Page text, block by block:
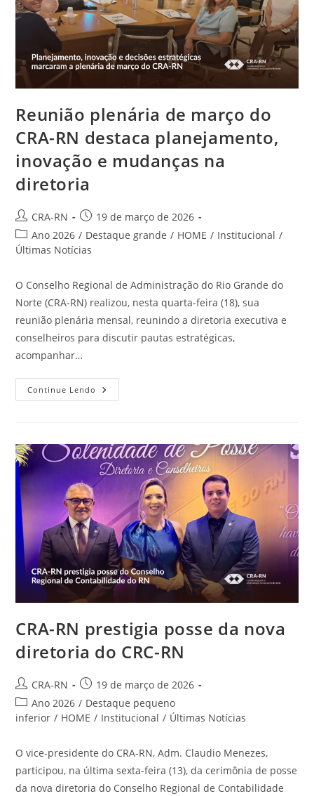
Reunião plenária de março do
CRA-RN destaca planejamento,
inovação e mudanças na
diretoria
Autor
do
post:
CRA-RN
Post
publicado:
19 de março de 2026
Categoria
do
Ano 2026 / Destaque grande / HOME / Institucional /
Últimas Notícias
O Conselho Regional de Administração do Rio Grande do
Norte (CRA-RN) realizou, nesta quarta-feira (18), sua
reunião plenária mensal, reunindo a diretoria executiva e
conselheiros para discutir pautas estratégicas,
acompanhar…
Continue Lendo Reunião
Plenária
RN
Destaca
Planejamento,
Inovação
E
Mudanças
Na
Diretoria
CRA-RN prestigia posse da nova
diretoria do CRC-RN
Autor
do
post:
CRA-RN
Post
publicado:
19 de março de 2026
Categoria
do
Ano 2026 / Destaque pequeno
inferior / HOME / Institucional / Últimas Notícias
O vice-presidente do CRA-RN, Adm. Claudio Menezes,
participou, na última sexta-feira (13), da cerimônia de posse
da nova diretoria do Conselho Regional de Contabilidade